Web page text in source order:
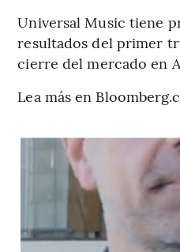
Universal Music tiene
resultados del primer
cierre del mercado en
Lea más en